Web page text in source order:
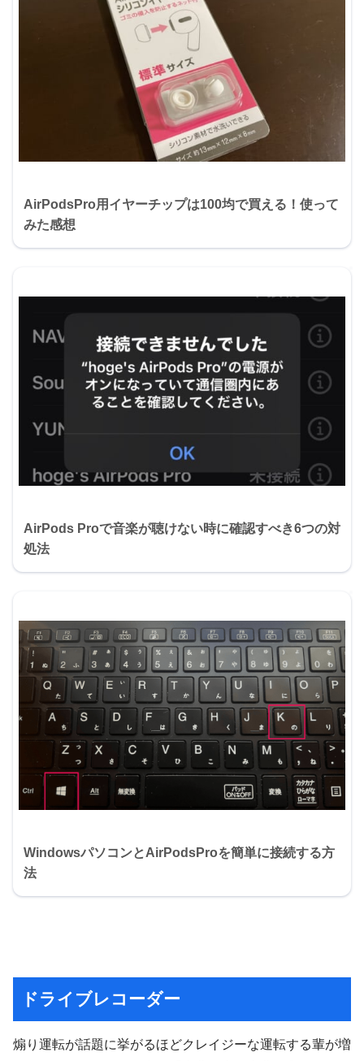
AirPodsPro用イヤーチップは100均で買える！使って
みた感想
AirPods Proで音楽が聴けない時に確認すべき6つの対
処法
WindowsパソコンとAirPodsProを簡単に接続する方
法
ドライブレコーダー
煽り運転が話題に挙がるほどクレイジーな運転する輩が増